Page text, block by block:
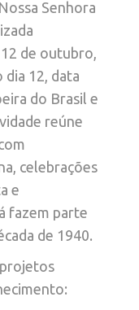
Senhora
de outubro,
12, data
do Brasil e
reúne
celebrações
e
fazem parte
de 1940.